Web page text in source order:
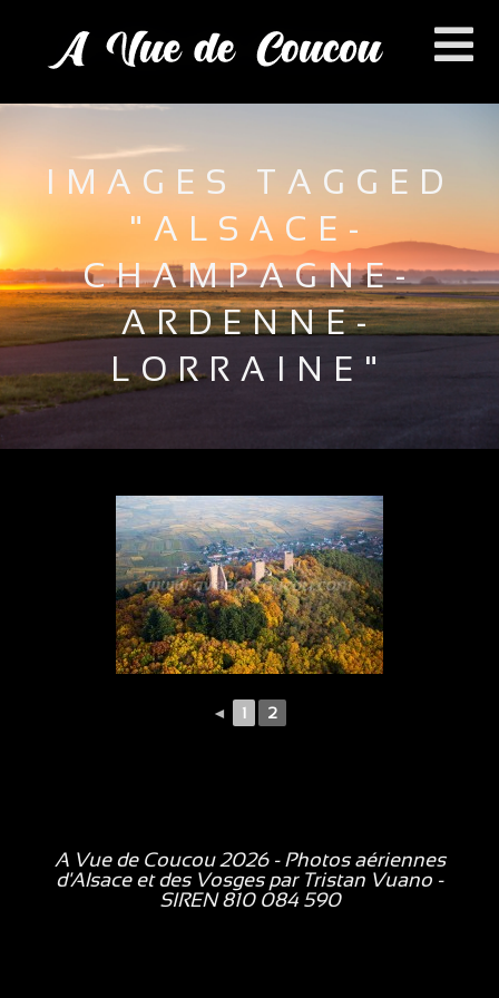
IMAGES TAGGED
"ALSACE-
CHAMPAGNE-
ARDENNE-
LORRAINE"
◄ 1 2
A Vue de Coucou 2026 - Photos aériennes
d'Alsace et des Vosges par Tristan Vuano -
SIREN 810 084 590